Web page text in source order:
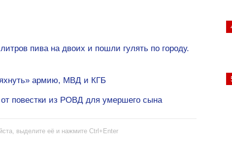
пива на двоих и пошли гулять по городу.
армию, МВД и КГБ
повестки из РОВД для умершего сына
выделите её и нажмите Ctrl+Enter